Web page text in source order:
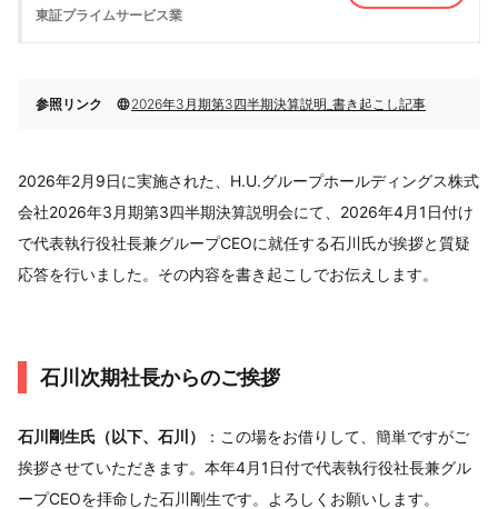
東証プライムサービス業
参照リンク 2026年3月期第3四半期決算説明_書き起こし記事
2026年2月9日に実施された、H.U.グループホールディングス株式
会社2026年3月期第3四半期決算説明会にて、2026年4月1日付け
で代表執行役社長兼グループCEOに就任する石川氏が挨拶と質疑
応答を行いました。その内容を書き起こしでお伝えします。
石川次期社長からのご挨拶
石川剛生氏（以下、石川）
：この場をお借りして、簡単ですがご
挨拶させていただきます。本年4月1日付で代表執行役社長兼グル
ープCEOを拝命した石川剛生です。よろしくお願いします。